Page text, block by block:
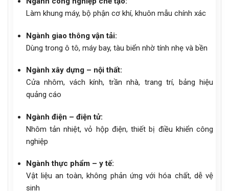
Làm khung máy, bộ phận cơ khí, khuôn mẫu chính xác
Ngành giao thông vận tải:
Dùng trong ô tô, máy bay, tàu biển nhờ tính nhẹ và bền
Ngành xây dựng – nội thất:
Cửa nhôm, vách kính, trần nhà, trang trí, bảng hiệu
quảng cáo
Ngành điện – điện tử:
Nhôm tản nhiệt, vỏ hộp điện, thiết bị điều khiển công
nghiệp
Ngành thực phẩm – y tế:
Vật liệu an toàn, không phản ứng với hóa chất, dễ vệ
sinh